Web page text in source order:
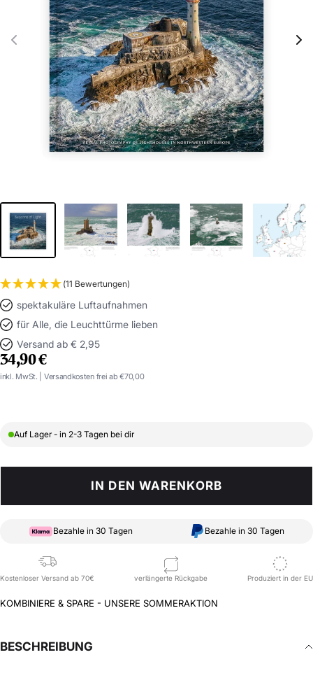
(11 Bewertungen)
spektakuläre Luftaufnahmen
für Alle, die Leuchttürme lieben
Versand ab € 2,95
ANGEBOTSPREIS
34,90 €
inkl. MwSt. | Versandkosten frei ab €70,00
Auf Lager - in 2-3 Tagen bei dir
IN DEN WARENKORB
Bezahle in 30 Tagen Bezahle in 30 Tagen
Kostenloser Versand ab 70€ verlängerte Rückgabe Produziert in der EU
KOMBINIERE & SPARE - UNSERE SOMMERAKTION
BESCHREIBUNG